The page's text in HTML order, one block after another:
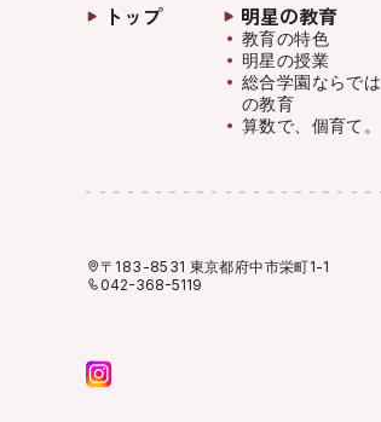
トップ 明星の教育
教育の特色
明星の授業
総合学園ならでは
の教育
算数で、個育て。
〒183-8531 東京都府中市栄町1-1
042-368-5119